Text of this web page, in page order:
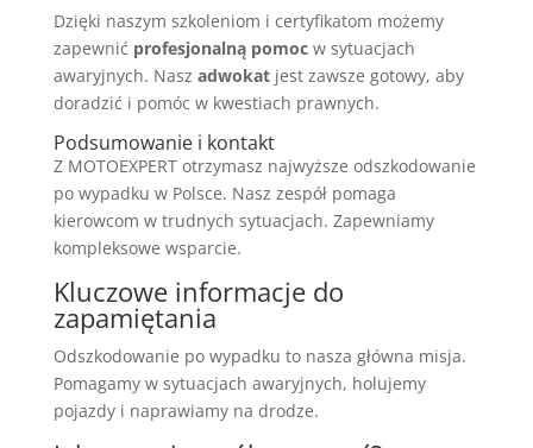
Dzięki naszym szkoleniom i certyfikatom możemy
zapewnić profesjonalną pomocw sytuacjach
awaryjnych. Nasz adwokatjest zawsze gotowy, aby
doradzić i pomóc w kwestiach prawnych.
Podsumowanie i kontakt
Z MOTOEXPERT otrzymasz najwyższe odszkodowanie
po wypadku w Polsce. Nasz zespół pomaga
kierowcom w trudnych sytuacjach. Zapewniamy
kompleksowe wsparcie.
Kluczowe informacje do
zapamiętania
Odszkodowanie po wypadku to nasza główna misja.
Pomagamy w sytuacjach awaryjnych, holujemy
pojazdy i naprawiamy na drodze.